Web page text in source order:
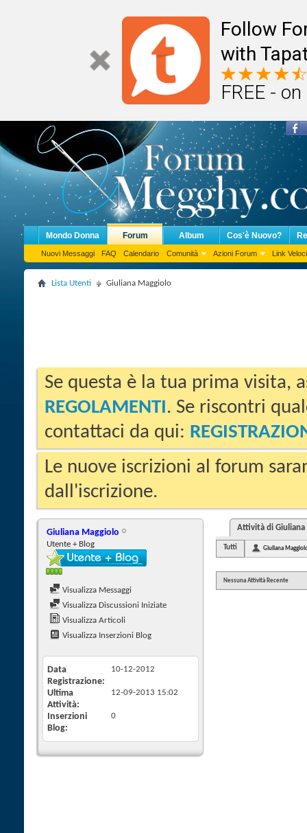
Follow
with
FREE -
Mondo Donna Forum
Nuovi Messaggi FAQ Calendario Comunità Azioni Forum Link Veloci
Album Cos'è Nuovo?
Lista Utenti Giuliana Maggiolo
Se questa è la tua prima visita,
REGOLAMENTI. Se riscontri
contattaci da qui:
Le nuove iscrizioni al forum
dall'iscrizione.
Giuliana Maggiolo
Utente + Blog
Visualizza Messaggi
Visualizza Discussioni Iniziate
Visualizza Articoli
Visualizza Inserzioni Blog
Data
Registrazione
10-12-2012
Ultima
Attività
12-09-2013 15:02
Inserzioni
Blog
0
Attività di Giuliana
Tutti Giuliana
Nessuna Attività Recente